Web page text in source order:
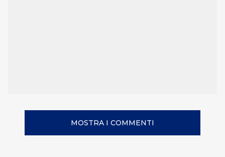
MOSTRA I COMMENTI